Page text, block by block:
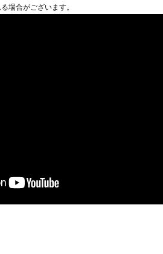
場合がございます。